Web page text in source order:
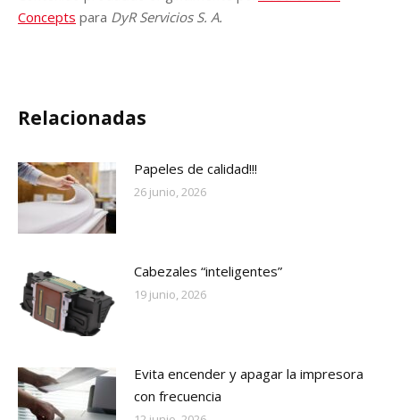
Concepts para DyR Servicios S. A.
Relacionadas
Papeles de calidad!!!
26 junio, 2026
Cabezales “inteligentes”
19 junio, 2026
Evita encender y apagar la impresora
con frecuencia